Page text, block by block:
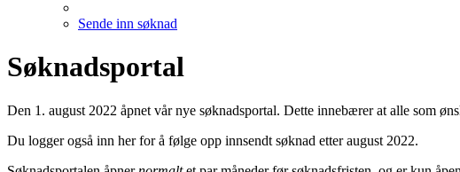
Sende inn søknad
Søknadsportal
Den 1. august 2022 åpnet vår nye søknadsportal. Dette innebærer at alle som
Du logger også inn her for å følge opp innsendt søknad etter august 2022.